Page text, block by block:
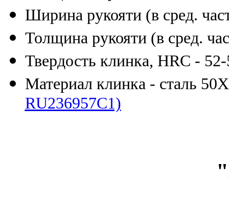
Ширина рукояти (в сред.
Толщина рукояти (в сред.
Твердость клинка, HRC -
Материал клинка - сталь
RU236957C1)